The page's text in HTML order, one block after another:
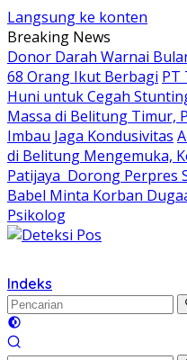
Langsung ke konten
Breaking News
Donor Darah Warnai
68 Orang Ikut Berbagi PT
Huni untuk Cegah
Massa di Belitung Timur,
Imbau Jaga Kondusivitas
di Belitung Mengemuka,
Patijaya Dorong Perpres
Babel Minta Korban
Psikolog
Indeks